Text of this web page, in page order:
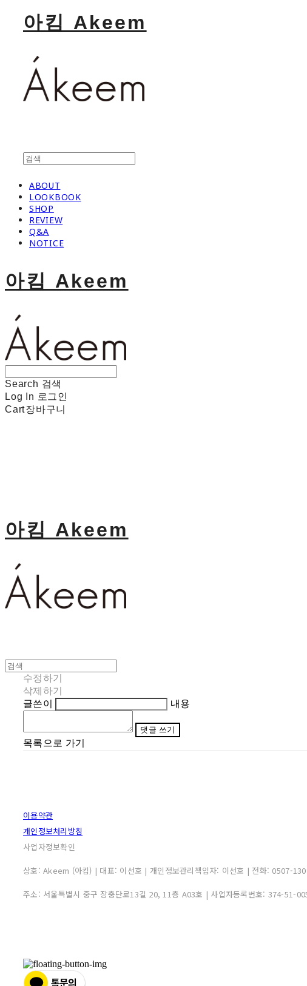
아킴 Akeem
ABOUT
LOOKBOOK
SHOP
REVIEW
Q&A
NOTICE
아킴 Akeem
Search 검색
Log In 로그인
Cart장바구니
아킴 Akeem
수정하기
삭제하기
글쓴이
내용
댓글 쓰기
목록으로 가기
이용약관
개인정보처리방침
사업자정보확인
상호: Akeem (아킴) | 대표: 이선호 | 개인정보관리책임자: 이선호 | 전화: 0507-
주소: 서울특별시 중구 장충단로13길 20, 11층 A03호 | 사업자등록번호: 374-51-